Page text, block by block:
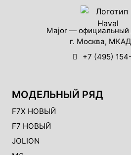
Major — официальный
г. Москва,
+7 (495)
МОДЕЛЬНЫЙ РЯД
F7X НОВЫЙ
F7 НОВЫЙ
JOLION